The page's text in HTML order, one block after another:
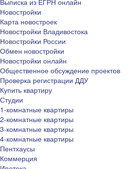
Выписка из ЕГРН онлайн
Новостройки
Карта новостроек
Новостройки Владивостока
Новостройки России
Обмен новостройки
Новостройки онлайн
Общественное обсуждение проектов
Проверка регистрации ДДУ
Купить квартиру
Студии
1-комнатные квартиры
2-комнатные квартиры
3-комнатные квартиры
4-комнатные квартиры
Пентхаусы
Коммерция